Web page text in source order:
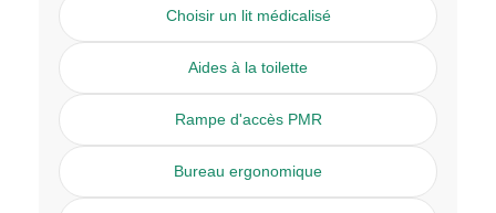
Choisir un lit médicalisé
Aides à la toilette
Rampe d'accès PMR
Bureau ergonomique